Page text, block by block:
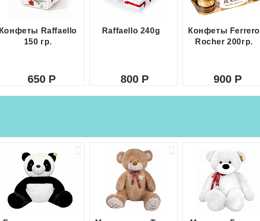
Конфеты Raffaello
150 гр.
650
Raffaello 240g
800
Конфеты Ferrero
Rocher 200гр.
900